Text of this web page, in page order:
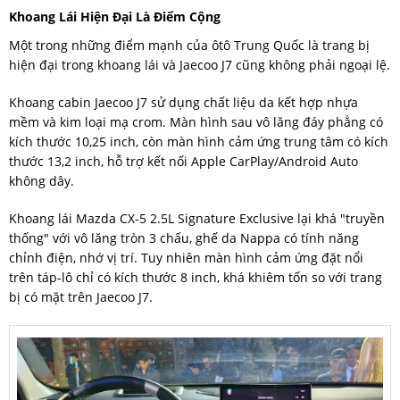
Khoang Lái Hiện Đại Là Điểm Cộng
Một trong những điểm mạnh của ôtô Trung Quốc là trang bị
hiện đại trong khoang lái và Jaecoo J7 cũng không phải ngoại lệ.
Khoang cabin Jaecoo J7 sử dụng chất liệu da kết hợp nhựa
mềm và kim loại mạ crom. Màn hình sau vô lăng đáy phẳng có
kích thước 10,25 inch, còn màn hình cảm ứng trung tâm có kích
thước 13,2 inch, hỗ trợ kết nối Apple CarPlay/Android Auto
không dây.
Khoang lái Mazda CX-5 2.5L Signature Exclusive lại khá "truyền
thống" với vô lăng tròn 3 chấu, ghế da Nappa có tính năng
chỉnh điện, nhớ vị trí. Tuy nhiên màn hình cảm ứng đặt nổi
trên táp-lô chỉ có kích thước 8 inch, khá khiêm tốn so với trang
bị có mặt trên Jaecoo J7.